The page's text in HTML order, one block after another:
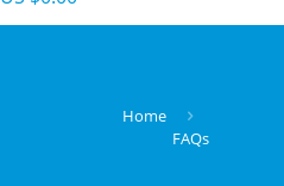
Home
FAQs